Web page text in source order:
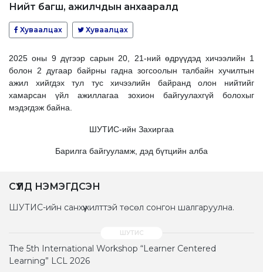
Нийт багш, ажилчдын анхааралд
Хуваалцах Хуваалцах
2025 оны 9 дүгээр сарын 20, 21-ний өдрүүдэд хичээлийн 1
болон 2 дугаар байрны гадна зогсоолын талбайн хучилтын
ажил хийгдэх тул тус хичээлийн байранд олон нийтийг
хамарсан үйл ажиллагаа зохион байгуулахгүй болохыг
мэдэгдэж байна.
ШУТИС-ийн Захиргаа
Барилга байгууламж, дэд бүтцийн алба
СҮҮЛД НЭМЭГДСЭН
ШУТИС-ийн санхүүжилттэй төсөл сонгон шалгаруулна.
The 5th International Workshop “Learner Centered
Learning” LCL 2026